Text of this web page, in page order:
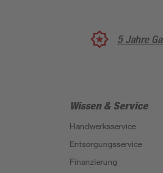
5 Jahre
Wissen & Service
Handwerksservice
Entsorgungsservice
Finanzierung